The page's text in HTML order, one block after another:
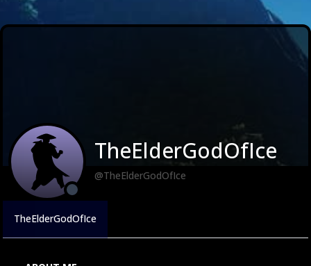
TheElderGodOfIce
@TheElderGodOfIce
TheElderGodOfIce